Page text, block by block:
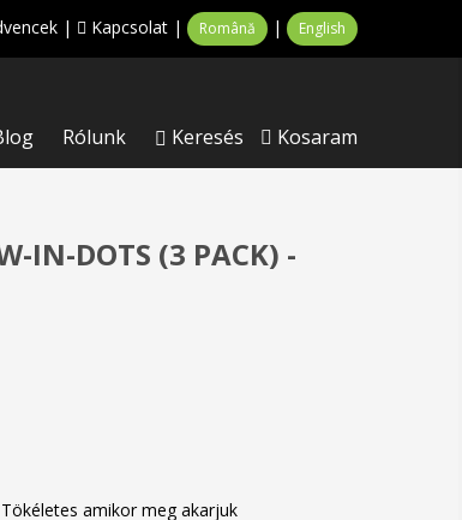
| Kapcsolat | Română | English
Rólunk Keresés Kosaram
IN-DOTS (3 PACK) -
amikor meg akarjuk